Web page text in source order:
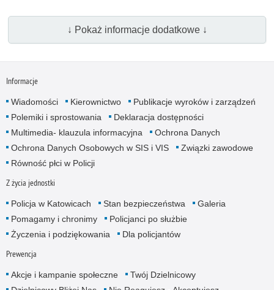
↓ Pokaż informacje dodatkowe ↓
Informacje
Wiadomości Kierownictwo
Publikacje wyroków i zarządzeń
Polemiki i sprostowania
Deklaracja dostępności
Multimedia- klauzula informacyjna
Ochrona Danych
Ochrona Danych Osobowych w SIS i VIS
Związki zawodowe
Równość płci w Policji
Z życia jednostki
Policja w Katowicach Stan bezpieczeństwa
Galeria
Pomagamy i chronimy
Policjanci po służbie
Życzenia i podziękowania
Dla policjantów
Prewencja
Akcje i kampanie społeczne
Twój Dzielnicowy